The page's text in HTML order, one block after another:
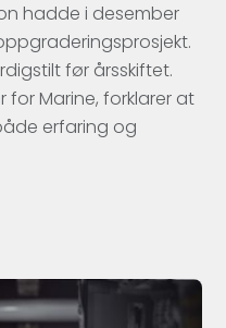
hadde i desember
før årsskiftet.
for Marine, forklarer at
erfaring og